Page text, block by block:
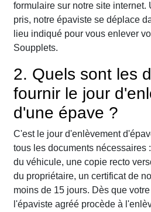
formulaire sur notre site internet.
pris, notre épaviste se déplace
lieu indiqué pour vous enlever
Soupplets.
2. Quels sont les
fournir le jour
d'une épave ?
C'est le jour d'enlèvement
tous les documents nécessaires
du véhicule, une copie recto
du propriétaire, un certificat de
moins de 15 jours. Dès que
l'épaviste agréé procède à